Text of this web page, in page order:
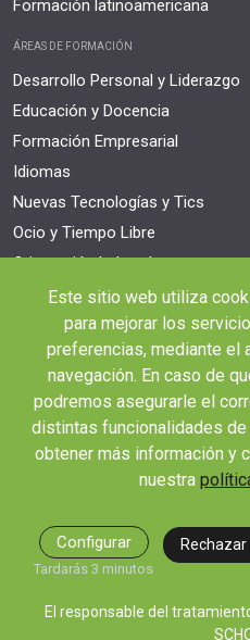
Formación latinoamericana
ÁREAS DE FORMACIÓN
Desarrollo Personal y Liderazgo
Educación y Docencia
Formación Empresarial
Idiomas
Nuevas Tecnologías y Tics
Ocio y Tiempo Libre
Orientación Laboral
Responsabilidad Social e
Salud y Actividad Física
Blog
Webinars y podcast
Revista Innovación Educativa
Contexto Educativo
Desistir contrato aquí
Tienes 14 días desde tu
reembolso completo.
Este sitio web utiliza
para mejorar los
preferencias, mediante el
navegación. En caso de
podremos asegurarle el
distintas funcionalidades
obtener más información y
nuestra
Configurar
Tardarás 3 minutos
Rechazar
El responsable del